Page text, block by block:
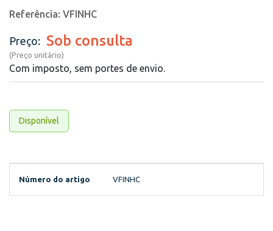
Referência: VFINHC
Preço: Sob consulta
(Preço unitário)
Com imposto, sem portes de envio.
Disponível
Número do artigo VFINHC